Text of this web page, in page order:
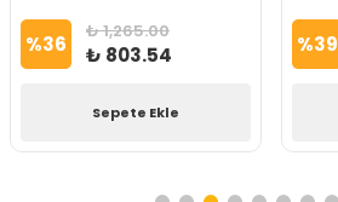
%36 ₺ 1,265.00
₺ 803.54
Sepete Ekle
%39